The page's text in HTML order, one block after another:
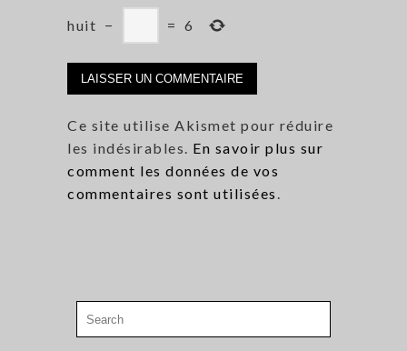
huit − = 6
Ce site utilise Akismet pour réduire
les indésirables. En savoir plus sur
comment les données de vos
commentaires sont utilisées .
for: